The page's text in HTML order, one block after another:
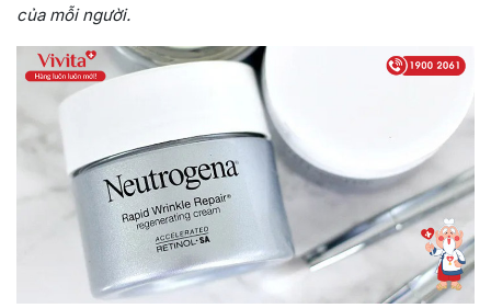
của mỗi người.